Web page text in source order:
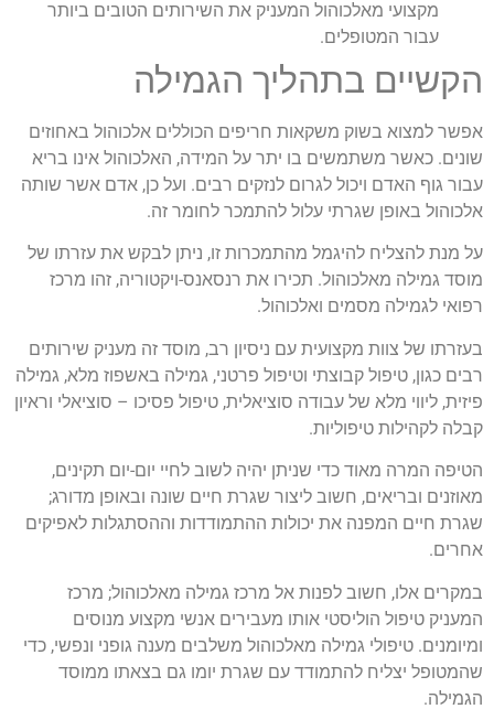
מקצועי מאלכוהול המעניק את השירותים הטובים ביותר
עבור המטופלים.
הקשיים בתהליך הגמילה
אפשר למצוא בשוק משקאות חריפים הכוללים אלכוהול באחוזים
שונים. כאשר משתמשים בו יתר על המידה, האלכוהול אינו בריא
עבור גוף האדם ויכול לגרום לנזקים רבים. ועל כן, אדם אשר שותה
אלכוהול באופן שגרתי עלול להתמכר לחומר זה.
על מנת להצליח להיגמל מהתמכרות זו, ניתן לבקש את עזרתו של
מוסד גמילה מאלכוהול. תכירו את רנסאנס-ויקטוריה, זהו מרכז
רפואי לגמילה מסמים ואלכוהול.
בעזרתו של צוות מקצועית עם ניסיון רב, מוסד זה מעניק שירותים
רבים כגון, טיפול קבוצתי וטיפול פרטני, גמילה באשפוז מלא, גמילה
פיזית, ליווי מלא של עבודה סוציאלית, טיפול פסיכו – סוציאלי וראיון
קבלה לקהילות טיפוליות.
הטיפה המרה מאוד כדי שניתן יהיה לשוב לחיי יום-יום תקינים,
מאוזנים ובריאים, חשוב ליצור שגרת חיים שונה ובאופן מדורג;
שגרת חיים המפנה את יכולות ההתמודדות וההסתגלות לאפיקים
אחרים.
במקרים אלו, חשוב לפנות אל מרכז גמילה מאלכוהול; מרכז
המעניק טיפול הוליסטי אותו מעבירים אנשי מקצוע מנוסים
ומיומנים. טיפולי גמילה מאלכוהול משלבים מענה גופני ונפשי, כדי
שהמטופל יצליח להתמודד עם שגרת יומו גם בצאתו ממוסד
הגמילה.